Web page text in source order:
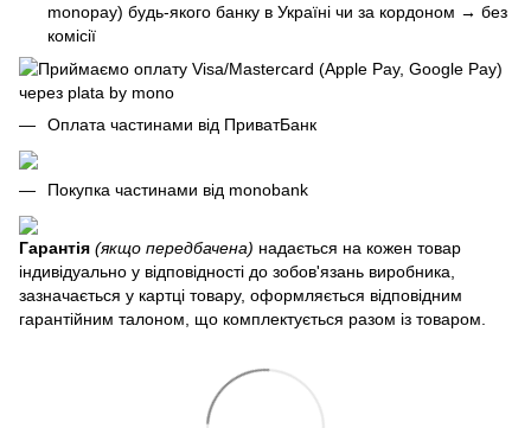
monopay) будь-якого банку в Україні чи за кордоном → без
комісії
Оплата частинами від ПриватБанк
Покупка частинами від monobank
Гарантія (якщо передбачена) надається на кожен товар
індивідуально у відповідності до зобов'язань виробника,
зазначається у картці товару, оформляється відповідним
гарантійним талоном, що комплектується разом із товаром.